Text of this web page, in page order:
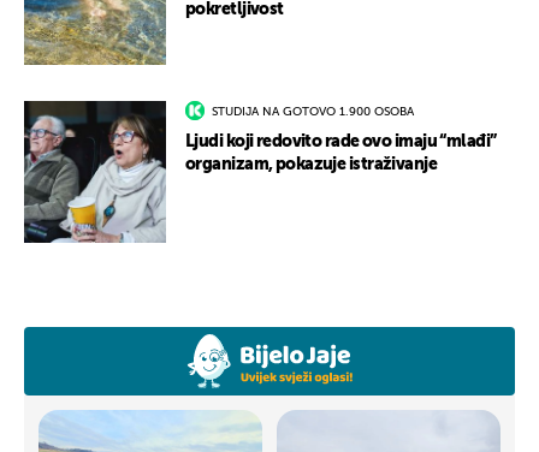
pokretljivost
STUDIJA NA GOTOVO 1.900 OSOBA
Ljudi koji redovito rade ovo imaju “mlađi”
organizam, pokazuje istraživanje